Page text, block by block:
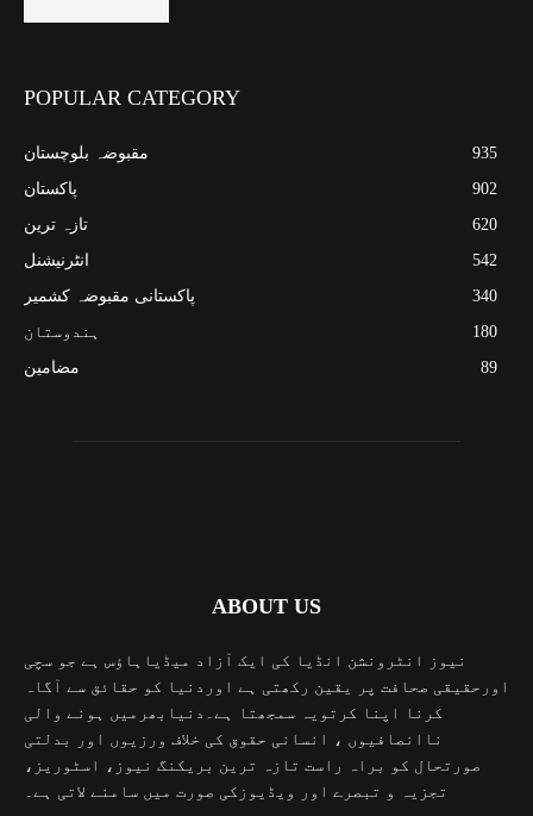
POPULAR CATEGORY
مقبوضہ بلوچستان
935
پاکستان
902
تازہ ترین
620
انٹرنیشنل
542
پاکستانی مقبوضہ کشمیر
340
ہندوستان
180
مضامین
89
ABOUT US
نیوز انٹرونشن انڈیا کی ایک آزاد میڈیاہاؤس ہے جو سچی
اورحقیقی صحافت پر یقین رکھتی ہے اوردنیا کو حقائق سے آگاہ
کرنا اپنا کرتویہ سمجھتا ہے۔دنیابھرمیں ہونے والی
ناانصافیوں ، انسانی حقوق کی خلاف ورزیوں اور بدلتی
صورتحال کو براہ راست تازہ ترین بریکنگ نیوز، اسٹوریز،
تجزیہ و تبصرے اور ویڈیوزکی صورت میں سامنے لاتی ہے۔